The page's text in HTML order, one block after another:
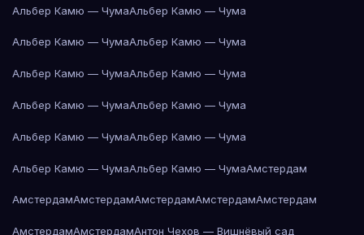
Альбер Камю — ЧумаАльбер Камю — Чума
Альбер Камю — ЧумаАльбер Камю — Чума
Альбер Камю — ЧумаАльбер Камю — Чума
Альбер Камю — ЧумаАльбер Камю — Чума
Альбер Камю — ЧумаАльбер Камю — Чума
Альбер Камю — ЧумаАльбер Камю — ЧумаАмстердам
АмстердамАмстердамАмстердамАмстердамАмстердам
АмстердамАмстердамАнтон Чехов — Вишнёвый сад